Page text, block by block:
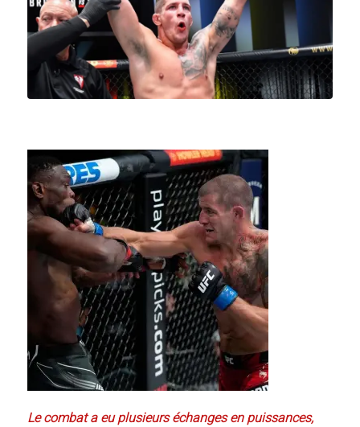
Le combat a eu plusieurs échanges en puissances,